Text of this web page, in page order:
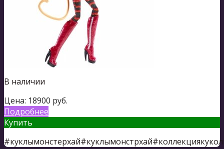
В наличии
Цена: 18900 руб.
Подробнее
Купить